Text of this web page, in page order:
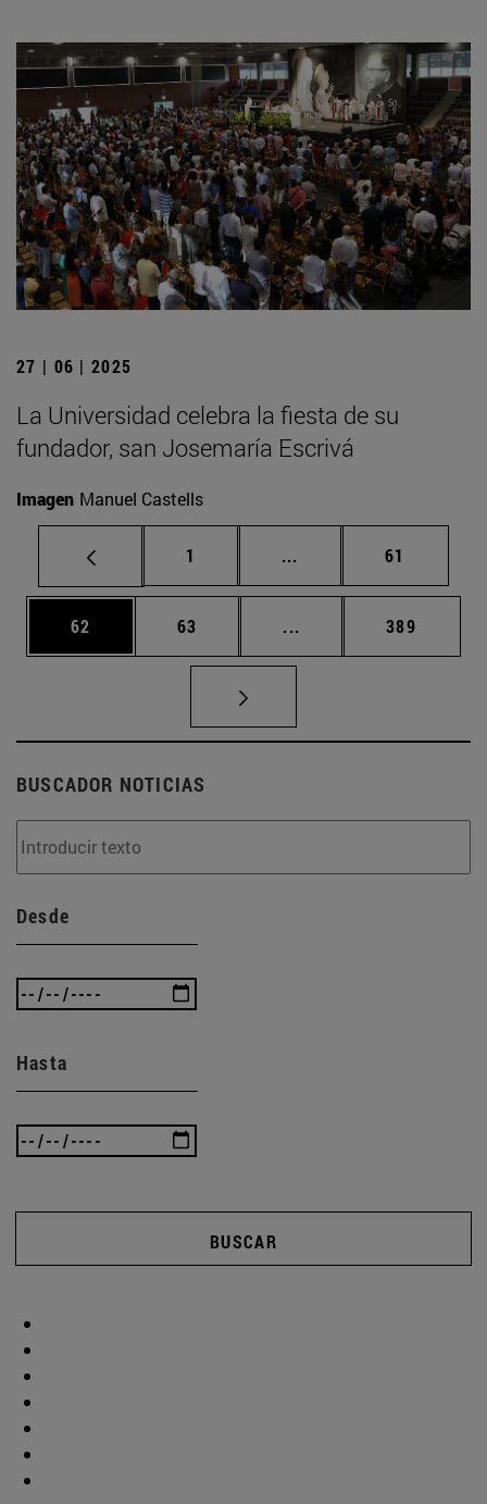
27 | 06 | 2025
La Universidad celebra la fiesta de su
fundador, san Josemaría Escrivá
Imagen Manuel Castells
Página
1 ... Páginas intermedias
Página
61
Página
62 Página
63 ... Páginas intermedias
Página
389
BUSCADOR NOTICIAS
Desde
Hasta
BUSCAR